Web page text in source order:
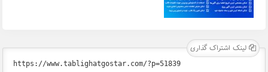
لینک اشتراک گذاری